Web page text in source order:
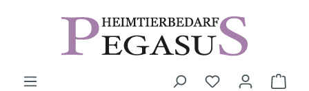
Zum Hauptinhalt springen